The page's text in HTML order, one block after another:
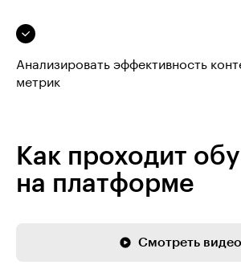
Анализировать эффективность
метрик
Как проходит
на платформе
Смотреть видео